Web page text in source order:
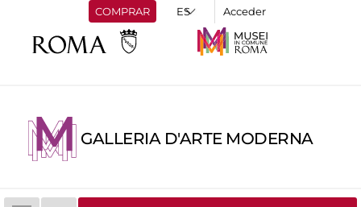
COMPRAR Acceder
GALLERIA D'ARTE MODERNA